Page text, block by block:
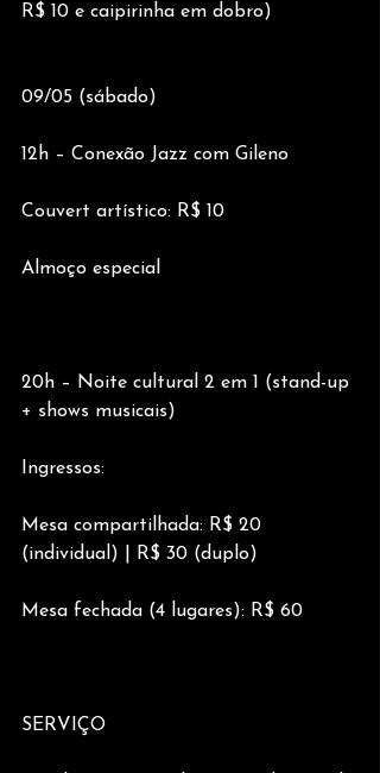
R$ 10 e caipirinha em dobro)
09/05 (sábado)
12h – Conexão Jazz com Gileno
Couvert artístico: R$ 10
Almoço especial
20h – Noite cultural 2 em 1 (stand-up
+ shows musicais)
Ingressos:
Mesa compartilhada: R$ 20
(individual) | R$ 30 (duplo)
Mesa fechada (4 lugares): R$ 60
SERVIÇO